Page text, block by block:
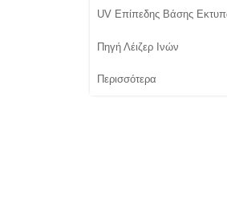
UV Επίπεδης Βάσης
Πηγή Λέιζερ Ινών
Περισσότερα